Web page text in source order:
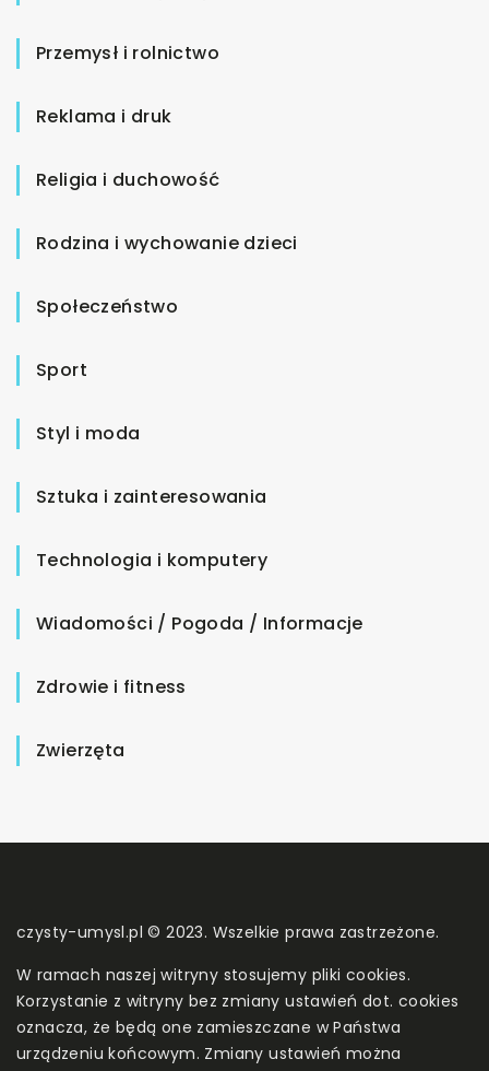
Przemysł i rolnictwo
Reklama i druk
Religia i duchowość
Rodzina i wychowanie dzieci
Społeczeństwo
Sport
Styl i moda
Sztuka i zainteresowania
Technologia i komputery
Wiadomości / Pogoda / Informacje
Zdrowie i fitness
Zwierzęta
czysty-umysl.pl © 2023. Wszelkie prawa zastrzeżone.
W ramach naszej witryny stosujemy pliki cookies.
Korzystanie z witryny bez zmiany ustawień dot. cookies
oznacza, że będą one zamieszczane w Państwa
urządzeniu końcowym. Zmiany ustawień można